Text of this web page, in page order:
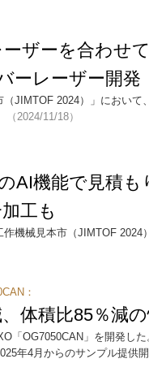
ザーを合わせ
ーレーザー開発
JIMTOF 2024）」において
（2024/11/18）
AI機能で見積も
工も
機械見本市（JIMTOF 2024
：
体積比85％減
「OG7050CAN」を開発し
年4月からのサンプル提供